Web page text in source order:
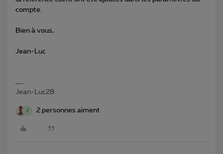
compte.
Bien à vous,
Jean-Luc
Jean-Luc28
J 2 personnes aiment